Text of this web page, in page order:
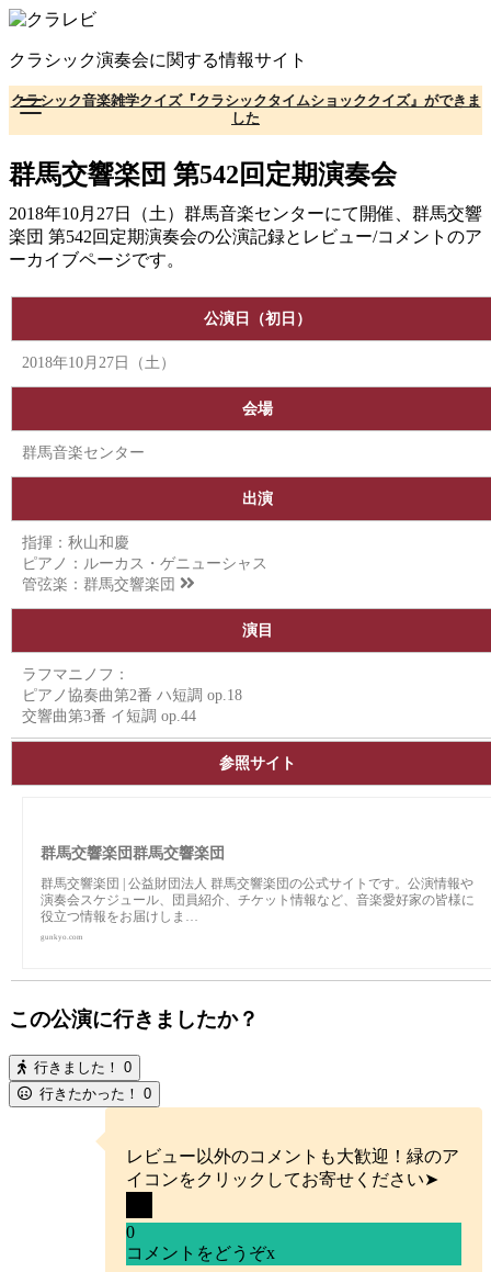
コ
テ
ン
ツ
へ
動
クラシック演奏会に関する情報サイト
クラシック音楽雑学クイズ『クラシックタイムショッククイズ』ができま
した
群馬交響楽団 第542回定期演奏会
2018年10月27日（土）群馬音楽センターにて開催、群馬交響
楽団 第542回定期演奏会の公演記録とレビュー/コメントのア
ーカイブページです。
公演日（初日）
2018年10月27日（土）
会場
群馬音楽センター
出演
指揮：秋山和慶
ピアノ：ルーカス・ゲニューシャス
管弦楽： 群馬交響楽団
演目
ラフマニノフ：
ピアノ協奏曲第2番 ハ短調 op.18
交響曲第3番 イ短調 op.44
参照サイト
群馬交響楽団群馬交響楽団
群馬交響楽団 | 公益財団法人 群馬交響楽団の公式サイトです。公演情報や
演奏会スケジュール、団員紹介、チケット情報など、音楽愛好家の皆様に
役立つ情報をお届けしま…
gunkyo.com
この公演に行きましたか？
行きました！ 0
行きたかった！ 0
レビュー以外のコメントも大歓迎！緑のア
イコンをクリックしてお寄せください➤
0
コメントをどうぞx